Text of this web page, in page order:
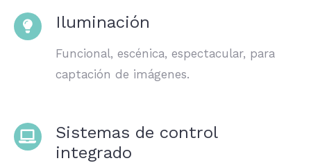
Iluminación
Funcional, escénica, espectacular, para
captación de imágenes.
Sistemas de control
integrado